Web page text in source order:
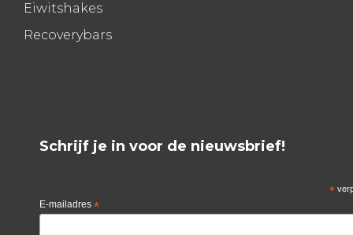
Eiwitshakes
Recoverybars
Schrijf je in voor de nieuwsbrief!
*
E-mailadres *